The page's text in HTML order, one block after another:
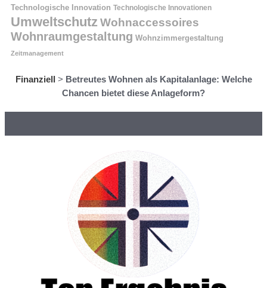
Technologische Innovation Technologische Innovationen
Umweltschutz Wohnaccessoires
Wohnraumgestaltung Wohnzimmergestaltung
Zeitmanagement
Finanziell > Betreutes Wohnen als Kapitalanlage: Welche
Chancen bietet diese Anlageform?